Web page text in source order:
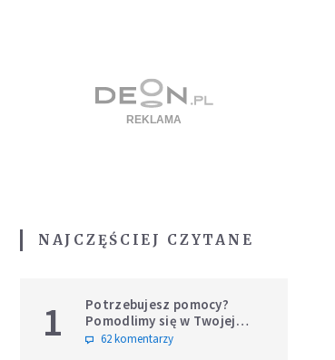
NAJCZĘŚCIEJ CZYTANE
1
Potrzebujesz pomocy?
Pomodlimy się w Twojej
intencji
62 komentarzy